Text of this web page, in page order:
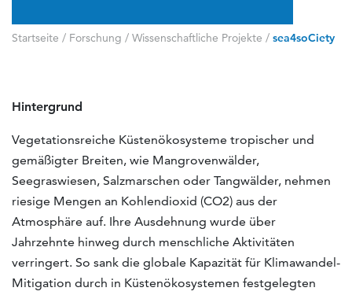
Startseite / Forschung / Wissenschaftliche Projekte / sea4soCiety
Hintergrund
Vegetationsreiche Küstenökosysteme tropischer und
gemäßigter Breiten, wie Mangrovenwälder,
Seegraswiesen, Salzmarschen oder Tangwälder, nehmen
riesige Mengen an Kohlendioxid (CO2) aus der
Atmosphäre auf. Ihre Ausdehnung wurde über
Jahrzehnte hinweg durch menschliche Aktivitäten
verringert. So sank die globale Kapazität für Klimawandel-
Mitigation durch in Küstenökosystemen festgelegten